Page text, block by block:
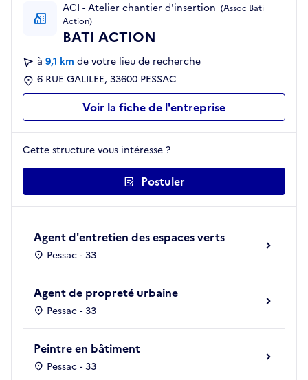
ACI - Atelier chantier d'insertion (Assoc Bati
Action)
BATI ACTION
à 9,1 km de votre lieu de recherche
6 RUE GALILEE, 33600 PESSAC
Voir la fiche de l'entreprise
Cette structure vous intéresse ?
Postuler
Agent d'entretien des espaces verts
Pessac - 33
Agent de propreté urbaine
Pessac - 33
Peintre en bâtiment
Pessac - 33